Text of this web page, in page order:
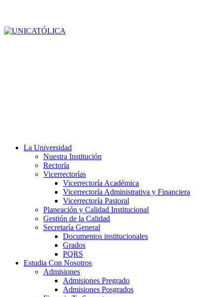
La Universidad
Nuestra Institución
Rectoría
Vicerrectorías
Vicerrectoría Académica
Vicerrectoría Administrativa y Financiera
Vicerrectoría Pastoral
Planeación y Calidad Institucional
Gestión de la Calidad
Secretaría General
Documentos institucionales
Grados
PQRS
Estudia Con Nosotros
Admisiones
Admisiones Pregrado
Admisiones Posgrados